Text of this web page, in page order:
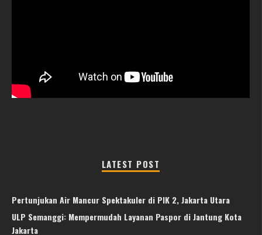
LATEST POST
Pertunjukan Air Mancur Spektakuler di PIK 2, Jakarta Utara
ULP Semanggi: Mempermudah Layanan Paspor di Jantung Kota
Jakarta